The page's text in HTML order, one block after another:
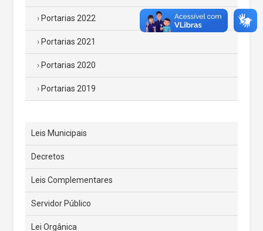
Portarias 2022
Portarias 2021
Portarias 2020
Portarias 2019
Leis Municipais
Decretos
Leis Complementares
Servidor Público
Lei Orgânica